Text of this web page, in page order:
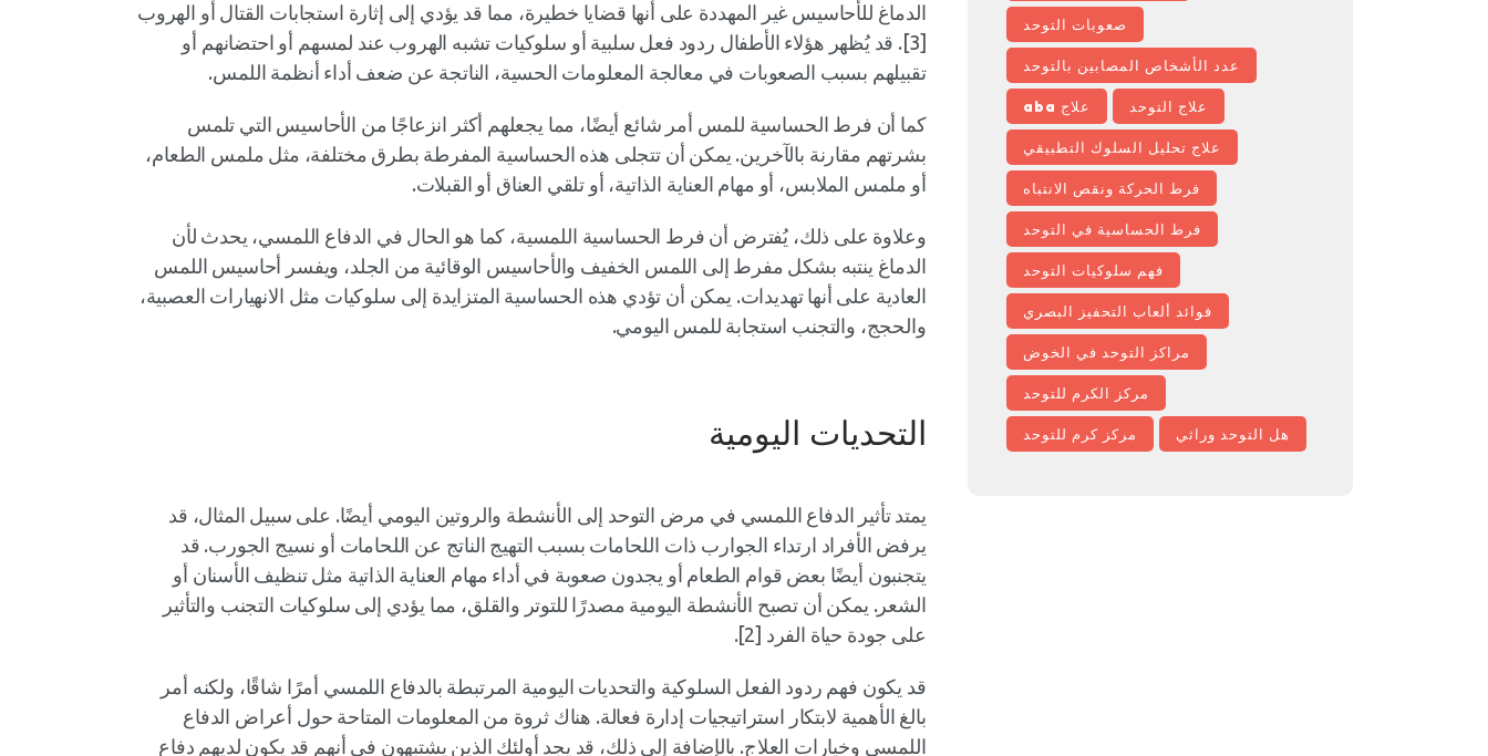
الدماغ للأحاسيس غير المهددة على أنها قضايا خطيرة، مما قد يؤدي إلى إثارة استجابات القتال أو الهروب
[3]. قد يُظهر هؤلاء الأطفال ردود فعل سلبية أو سلوكيات تشبه الهروب عند لمسهم أو احتضانهم أو
تقبيلهم بسبب الصعوبات في معالجة المعلومات الحسية، الناتجة عن ضعف أداء أنظمة اللمس.
كما أن فرط الحساسية للمس أمر شائع أيضًا، مما يجعلهم أكثر انزعاجًا من الأحاسيس التي تلمس
بشرتهم مقارنة بالآخرين. يمكن أن تتجلى هذه الحساسية المفرطة بطرق مختلفة، مثل ملمس الطعام،
أو ملمس الملابس، أو مهام العناية الذاتية، أو تلقي العناق أو القبلات.
وعلاوة على ذلك، يُفترض أن فرط الحساسية اللمسية، كما هو الحال في الدفاع اللمسي، يحدث لأن
الدماغ ينتبه بشكل مفرط إلى اللمس الخفيف والأحاسيس الوقائية من الجلد، ويفسر أحاسيس اللمس
العادية على أنها تهديدات. يمكن أن تؤدي هذه الحساسية المتزايدة إلى سلوكيات مثل الانهيارات العصبية،
والحجج، والتجنب استجابة للمس اليومي.
التحديات اليومية
يمتد تأثير الدفاع اللمسي في مرض التوحد إلى الأنشطة والروتين اليومي أيضًا. على سبيل المثال، قد
يرفض الأفراد ارتداء الجوارب ذات اللحامات بسبب التهيج الناتج عن اللحامات أو نسيج الجورب. قد
يتجنبون أيضًا بعض قوام الطعام أو يجدون صعوبة في أداء مهام العناية الذاتية مثل تنظيف الأسنان أو
الشعر. يمكن أن تصبح الأنشطة اليومية مصدرًا للتوتر والقلق، مما يؤدي إلى سلوكيات التجنب والتأثير
على جودة حياة الفرد [2].
قد يكون فهم ردود الفعل السلوكية والتحديات اليومية المرتبطة بالدفاع اللمسي أمرًا شاقًا، ولكنه أمر
بالغ الأهمية لابتكار استراتيجيات إدارة فعالة. هناك ثروة من المعلومات المتاحة حول أعراض الدفاع
اللمسي وخيارات العلاج. بالإضافة إلى ذلك، قد يجد أولئك الذين يشتبهون في أنهم قد يكون لديهم دفاع
صعوبات التوحد
عدد الأشخاص المصابين بالتوحد
علاج aba علاج التوحد
علاج تحليل السلوك التطبيقي
فرط الحركة ونقص الانتباه
فرط الحساسية في التوحد
فهم سلوكيات التوحد
فوائد ألعاب التحفيز البصري
مراكز التوحد في الخوض
مركز الكرم للتوحد
مركز كرم للتوحد هل التوحد وراثي